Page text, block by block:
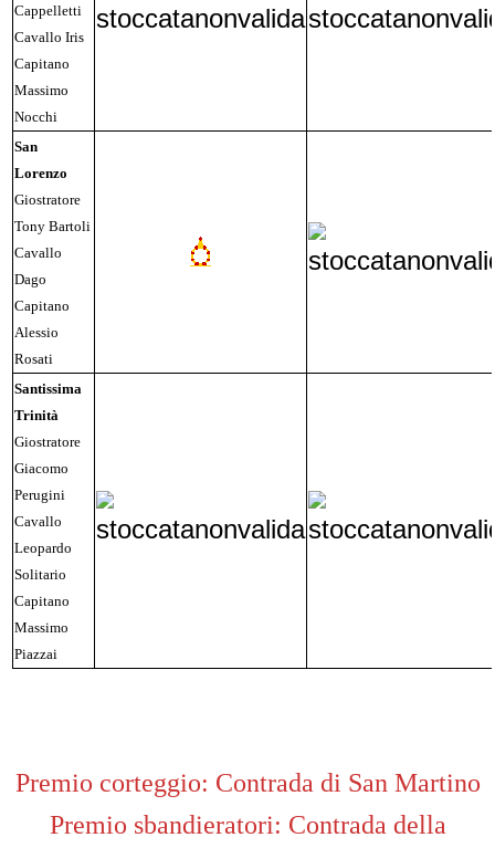
Cappelletti
Cavallo Iris
Capitano
Massimo
Nocchi
San
Lorenzo
Giostratore
Tony Bartoli
Cavallo
Dago
Capitano
Alessio
Rosati
Santissima
Trinità
Giostratore
Giacomo
Perugini
Cavallo
Leopardo
Solitario
Capitano
Massimo
Piazzai
Premio corteggio: Contrada di San Martino
Premio sbandieratori: Contrada della